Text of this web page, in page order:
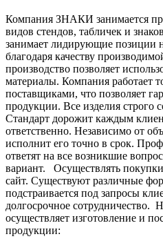
Компания ЗНАКИ занимается
видов стендов, табличек и
занимает лидирующие позиции
благодаря качеству
производство позволяет
материалы. Компания работает
поставщиками, что позволяет
продукции. Все изделия строго
Стандарт дорожит каждым
ответственно. Независимо от
исполнит его точно в срок.
ответят на все возникшие
вариант.
Осуществлять
сайт. Существуют различные
подстраивается под запросы
долгосрочное сотрудничество.
осуществляет изготовление и
продукции: